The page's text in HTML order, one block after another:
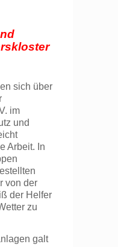
sich über
im
und
Arbeit. In
von der
der Helfer
zu
galt